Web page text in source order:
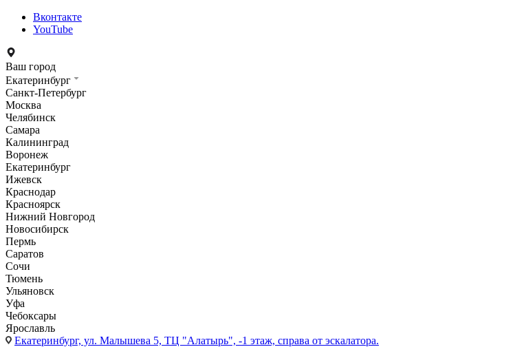
Вконтакте
YouTube
Ваш город
Екатеринбург
Санкт-Петербург
Москва
Челябинск
Самара
Калининград
Воронеж
Екатеринбург
Ижевск
Краснодар
Красноярск
Нижний Новгород
Новосибирск
Пермь
Саратов
Сочи
Тюмень
Ульяновск
Уфа
Чебоксары
Ярославль
Екатеринбург, ул. Малышева 5, ТЦ "Алатырь", -1 этаж, справа от эскалатора.